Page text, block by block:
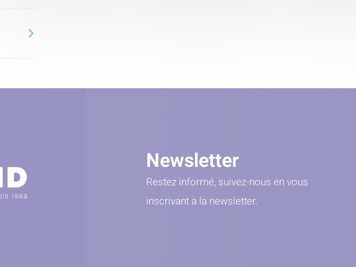
Newsletter
Restez informé, suivez-nous en vous
inscrivant à la newsletter.